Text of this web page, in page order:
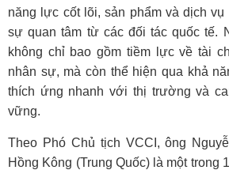
năng lực cốt lõi, sản phẩm và dịch vụ
sự quan tâm từ các đối tác quốc tế.
không chỉ bao gồm tiềm lực về tài
nhân sự, mà còn thể hiện qua khả
thích ứng nhanh với thị trường và
vững.
Theo Phó Chủ tịch VCCI, ông
Hồng Kông (Trung Quốc) là một trong